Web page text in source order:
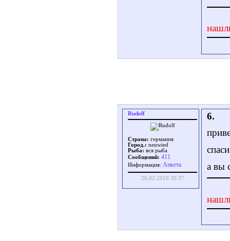
Rudolf
Страна: германия
Город.: neuwied
Рыба: вся рыба
Сообщений: 411
Информация: Aнкета
26.02.2010 20:37
6.
а вы